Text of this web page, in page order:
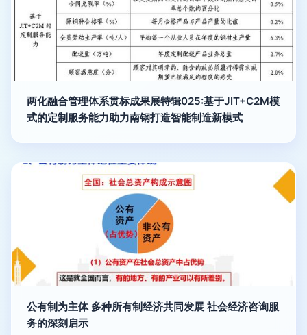
两化融合管理体系贯标成果展特辑025:基于JIT+C2M模
式的定制服务能力助力南钢打造智能制造新模式
公有制为主体 多种所有制经济共同发展 社会经济咨询服
务的深刻启示